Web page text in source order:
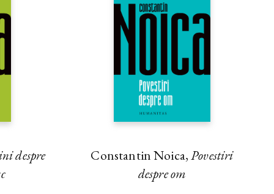
despre
Constantin Noica,Povestiri
despre om